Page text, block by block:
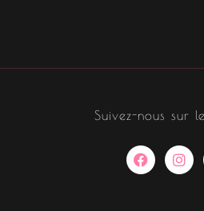
Suivez-nous sur
F
a
c
I
n
s